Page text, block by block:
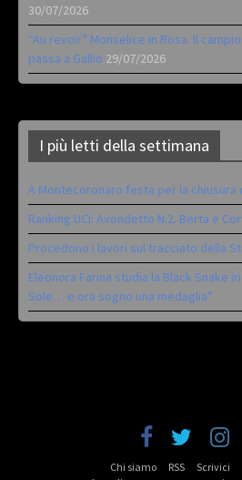
30/07/2026
“Au revoir” Monselice in Rosa. Il
passa a Gallio 29/07/2026
I più letti della settimana
A Montecoronaro festa per la chiusura
Ranking UCI: Avondetto N.2. Berta e
Procedono i lavori sul tracciato della
Eleonora Farina studia la Black Snake
Sole… e ora sogno una medaglia”
Chi siamo RSS Scrivici